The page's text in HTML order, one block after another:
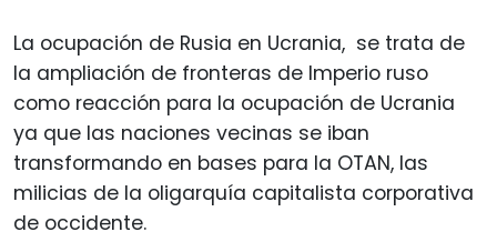
La ocupación de Rusia en Ucrania, se trata de
la ampliación de fronteras de Imperio ruso
como reacción para la ocupación de Ucrania
ya que las naciones vecinas se iban
transformando en bases para la OTAN, las
milicias de la oligarquía capitalista corporativa
de occidente.